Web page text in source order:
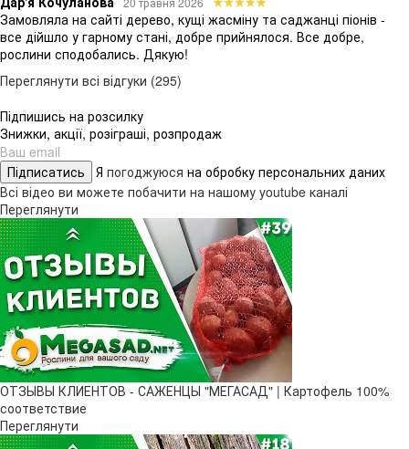
Замовляла на сайті дерево, кущі жасміну та саджанці піонів -
все дійшло у гарному стані, добре прийнялося. Все добре,
рослини сподобались. Дякую!
Переглянути всі відгуки (295)
Підпишись на розсилку
Знижки, акції, розіграші, розпродаж
Підписатись Я погоджуюся на обробку персональних даних
Всі відео ви можете побачити на нашому youtube каналі
Переглянути
ОТЗЫВЫ КЛИЕНТОВ - САЖЕНЦЫ "МЕГАСАД" | Картофель 100%
соответствие
Переглянути